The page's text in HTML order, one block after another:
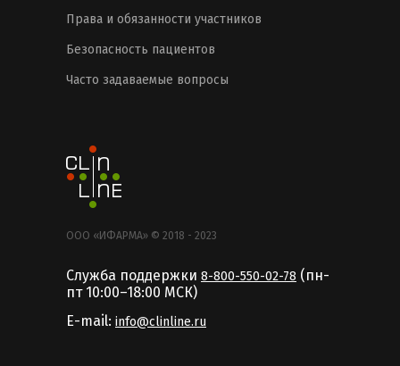
Права и обязанности участников
Безопасность пациентов
Часто задаваемые вопросы
ООО «ИФАРМА» © 2018 - 2023
Служба поддержки 8-800-550-02-78 (пн-
пт 10:00–18:00 MCК)
E-mail: info@clinline.ru